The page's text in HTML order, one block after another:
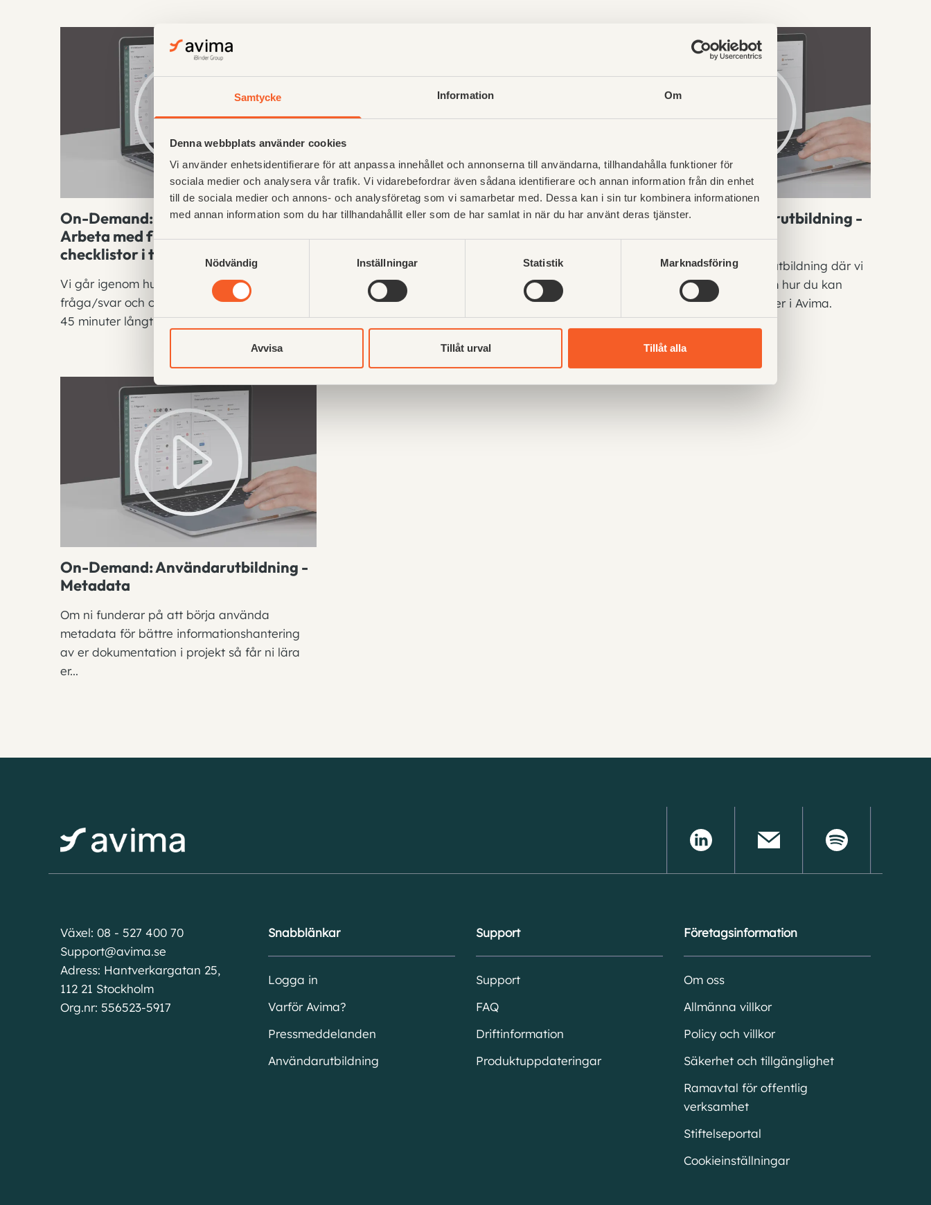
Samtycke Information Om
Denna webbplats använder cookies
Vi använder enhetsidentifierare för att anpassa innehållet och annonserna till användarna, tillhandahålla funktioner för
sociala medier och analysera vår trafik. Vi vidarebefordrar även sådana identifierare och annan information från din enhet
till de sociala medier och annons- och analysföretag som vi samarbetar med. Dessa kan i sin tur kombinera informationen
med annan information som du har tillhandahållit eller som de har samlat in när du har använt deras tjänster.
Nödvändig
Inställningar Statistik Marknadsföring
Avvisa Tillåt urval Tillåt alla
On-Demand: Användarutbildning -
Arbeta med fråga/Svar och
checklistor i tavlor
Vi går igenom hur ni kan arbeta med
fråga/svar och checklistor i tavlor. Passet är
45 minuter långt och det finns möjlighet a...
On-Demand: Användarutbildning -
Dela förfrågningsunderlag och
hantera anbud
Vi går igenom hur ni kan dela
förfrågningsunderlag med leverantörer i
Avima (tidigare Webforum) och hur ni kan ta
On-Demand: Användarutbildning -
tidplan
Välkommen till en användarutbildning där vi
under 45 minuter går igenom hur du kan
arbeta effektivt med tidplaner i Avima.
On-Demand: Användarutbildning -
Metadata
Om ni funderar på att börja använda
metadata för bättre informationshantering
av er dokumentation i projekt så får ni lära
er...
Växel: 08 - 527 400 70
Support@avima.se
Adress: Hantverkargatan 25,
112 21 Stockholm
Org.nr: 556523-5917
Snabblänkar
Logga in
Varför Avima?
Pressmeddelanden
Användarutbildning
Support
Support
FAQ
Driftinformation
Produktuppdateringar
Företagsinformation
Om oss
Allmänna villkor
Policy och villkor
Säkerhet och tillgänglighet
Ramavtal för offentlig
verksamhet
Stiftelseportal
Cookieinställningar